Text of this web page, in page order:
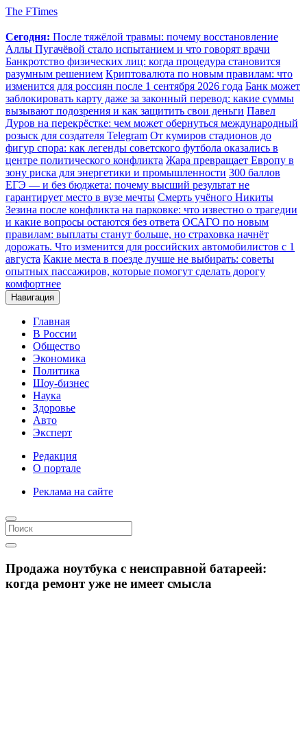
The FTimes
Сегодня: После тяжёлой травмы: почему восстановление
Аллы Пугачёвой стало испытанием и что говорят врачи
Банкротство физических лиц: когда процедура становится
разумным решением Криптовалюта по новым правилам: что
изменится для россиян после 1 сентября 2026 года Банк может
заблокировать карту даже за законный перевод: какие суммы
вызывают подозрения и как защитить свои деньги Павел
Дуров на перекрёстке: чем может обернуться международный
розыск для создателя Telegram От кумиров стадионов до
фигур спора: как легенды советского футбола оказались в
центре политического конфликта Жара превращает Европу в
зону риска для энергетики и промышленности 300 баллов
ЕГЭ — и без бюджета: почему высший результат не
гарантирует место в вузе мечты Смерть учёного Никиты
Зезина после конфликта на парковке: что известно о трагедии
и какие вопросы остаются без ответа ОСАГО по новым
правилам: выплаты станут больше, но страховка начнёт
дорожать. Что изменится для российских автомобилистов с 1
августа Какие места в поезде лучше не выбирать: советы
опытных пассажиров, которые помогут сделать дорогу
комфортнее
Навигация
Главная
В России
Общество
Экономика
Политика
Шоу-бизнес
Наука
Здоровье
Авто
Эксперт
Редакция
О портале
Реклама на сайте
Продажа ноутбука с неисправной батареей:
когда ремонт уже не имеет смысла